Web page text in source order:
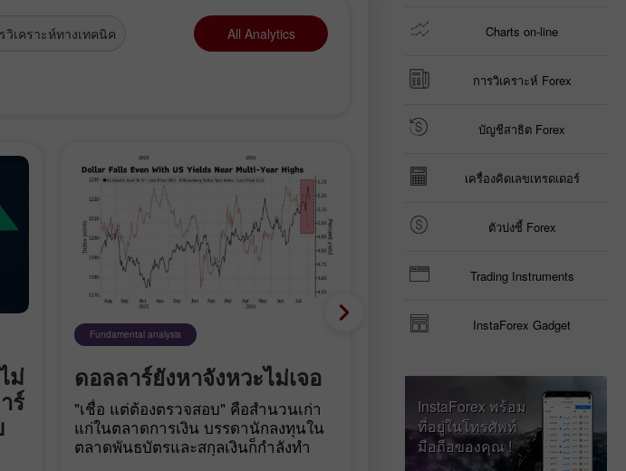
วิเคราะห์ทางเทคนิค All Analytics
ม่
ร์
Fundamental analysis
ดอลลาร์ยังหาจังหวะไม่เจอ
"เชื่อ แต่ต้องตรวจสอบ" คือสำนวนเก่า
แก่ในตลาดการเงิน บรรดานักลงทุนใน
ตลาดพันธบัตรและสกุลเงินก็กำลังทำ
Fundamental analysis
ยอดค้าปลีกในยูโรโซนพ
ติดลบ เยอรมนีอยู่ในกลุ่ม
สุด: ทำไมตัวเลขเศรษฐกิ
จึงไม่ช่วยหนุนค่าเงินยูโร
Charts on-line
การวิเคราะห์ Forex
บัญชีสาธิต Forex
เครื่องคิดเลขเทรดเดอร์
ตัวบ่งชี้ Forex
Trading Instruments
InstaForex Gadget
InstaForex พร้อม
ที่อยู่ในโทรศัพท์
มือถือของคุณ !